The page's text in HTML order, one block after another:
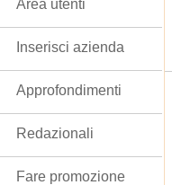
Area utenti
Inserisci azienda
Approfondimenti
Redazionali
Fare promozione